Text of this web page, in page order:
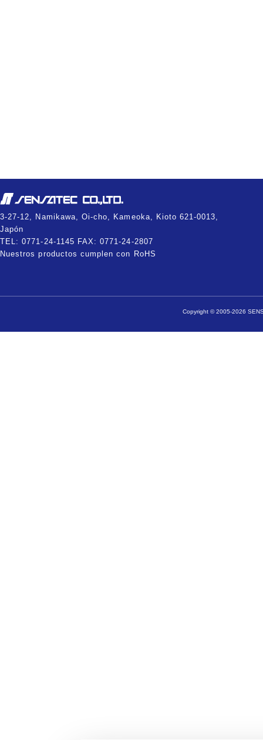
3-27-12, Namikawa, Oi-cho, Kameoka, Kioto 621-0013,
Japón
TEL: 0771-24-1145 FAX: 0771-24-2807
Nuestros productos cumplen con RoHS
Copyright © 2005-2026